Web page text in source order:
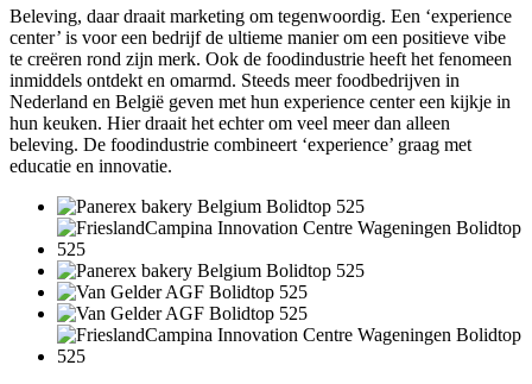
Beleving, daar draait marketing om tegenwoordig. Een ‘experience
center’ is voor een bedrijf de ultieme manier om een positieve vibe
te creëren rond zijn merk. Ook de foodindustrie heeft het fenomeen
inmiddels ontdekt en omarmd. Steeds meer foodbedrijven in
Nederland en België geven met hun experience center een kijkje in
hun keuken. Hier draait het echter om veel meer dan alleen
beleving. De foodindustrie combineert ‘experience’ graag met
educatie en innovatie.